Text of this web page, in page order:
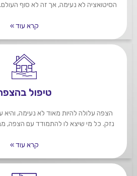
הסיטואציה לא נעימה, אך זה לא סוף
קרא עוד »
טיפול
הצפה עלולה להיות מאוד לא נעימה,
נזק. כל מי שיצא לו להתמודד עם הצפה,
קרא עוד »